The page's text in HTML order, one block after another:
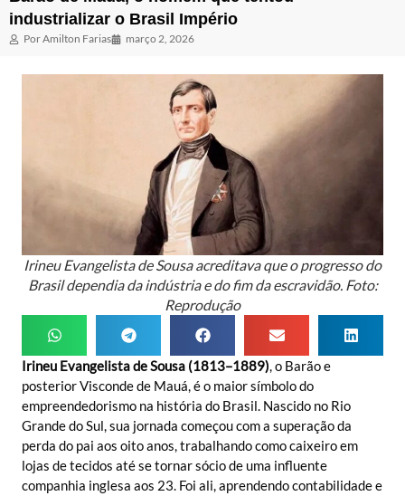
industrializar o Brasil Império
PorAmilton Farias março 2, 2026
Irineu Evangelista de Sousa acreditava que o progresso do
Brasil dependia da indústria e do fim da escravidão. Foto:
Reprodução
Irineu Evangelista de Sousa (1813–1889), o Barão e
posterior Visconde de Mauá, é o maior símbolo do
empreendedorismo na história do Brasil. Nascido no Rio
Grande do Sul, sua jornada começou com a superação da
perda do pai aos oito anos, trabalhando como caixeiro em
lojas de tecidos até se tornar sócio de uma influente
companhia inglesa aos 23. Foi ali, aprendendo contabilidade e